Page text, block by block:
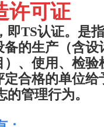
许可证
即TS认证。是
的生产（含设
、使用、检验
合格的单位给
管理行为。